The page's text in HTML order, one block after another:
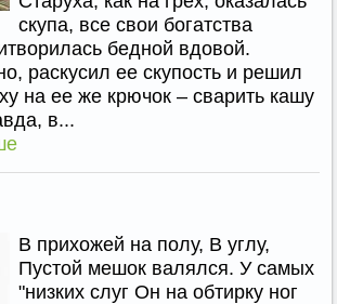
скупа, все свои богатства
бедной вдовой.
раскусил ее скупость и решил
на ее же крючок – сварить кашу
в...
В прихожей на полу, В углу,
Пустой мешок валялся. У самых
"низких слуг Он на обтирку ног